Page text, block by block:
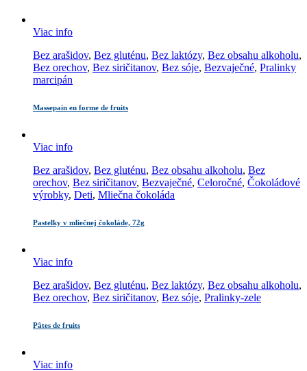
Viac info
Bez arašidov, Bez gluténu, Bez laktózy, Bez obsahu alkoholu,
Bez orechov, Bez siričitanov, Bez sóje, Bezvaječné, Pralinky
marcipán
Massepain en forme de fruits
Viac info
Bez arašidov, Bez gluténu, Bez obsahu alkoholu, Bez
orechov, Bez siričitanov, Bezvaječné, Celoročné, Čokoládové
výrobky, Deti, Mliečna čokoláda
Pastelky v mliečnej čokoláde, 72g
Viac info
Bez arašidov, Bez gluténu, Bez laktózy, Bez obsahu alkoholu,
Bez orechov, Bez siričitanov, Bez sóje, Pralinky-zele
Pâtes de fruits
Viac info